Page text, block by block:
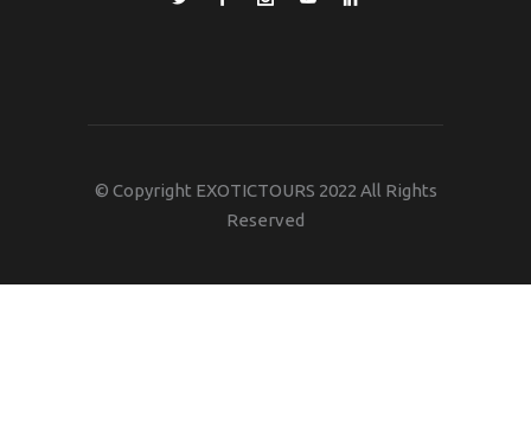
© Copyright EXOTICTOURS 2022 All Rights
Reserved